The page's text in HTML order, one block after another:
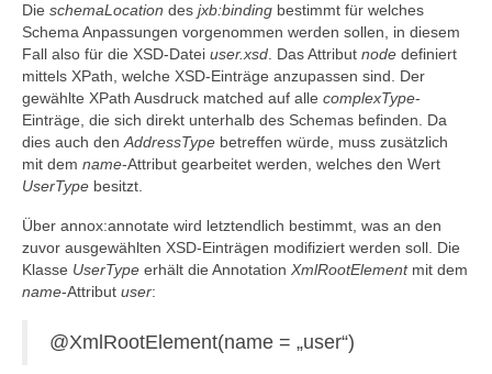
Die schemaLocation des jxb:binding bestimmt für welches
Schema Anpassungen vorgenommen werden sollen, in diesem
Fall also für die XSD-Datei user.xsd . Das Attribut node definiert
mittels XPath, welche XSD-Einträge anzupassen sind. Der
gewählte XPath Ausdruck matched auf alle complexType-
Einträge, die sich direkt unterhalb des Schemas befinden. Da
dies auch den AddressType betreffen würde, muss zusätzlich
mit dem name-Attribut gearbeitet werden, welches den Wert
UserType besitzt.
Über annox:annotate wird letztendlich bestimmt, was an den
zuvor ausgewählten XSD-Einträgen modifiziert werden soll. Die
Klasse UserType erhält die Annotation XmlRootElementmit dem
name-Attribut user:
@XmlRootElement(name = „user“)